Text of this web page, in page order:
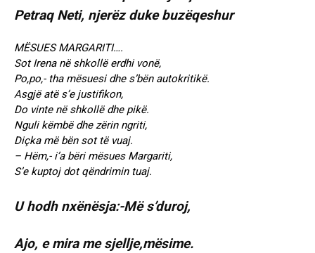
MËSUES MARGARITI….
Sot Irena në shkollë erdhi vonë,
Po,po,- tha mësuesi dhe s’bën autokritikë.
Asgjë atë s’e justifikon,
Do vinte në shkollë dhe pikë.
Nguli këmbë dhe zërin ngriti,
Diçka më bën sot të vuaj.
– Hëm,- i’a bëri mësues Margariti,
S’e kuptoj dot qëndrimin tuaj.
U hodh nxënësja:-Më s’duroj,
Ajo, e mira me sjellje,mësime.